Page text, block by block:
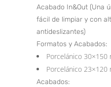
Acabado In&Out (Una
fácil de limpiar y con
antideslizantes)
Formatos y Acabados:
Porcelánico
Porcelánico
Acabados: